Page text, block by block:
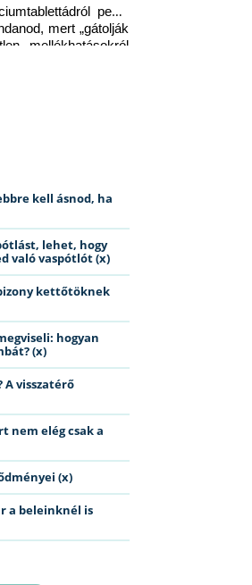
pedig
mert „gátolják
mellékhatásokról
kell ásnod, ha
lehet, hogy
való vaspótlót (x)
kettőtöknek
hogyan
(x)
visszatérő
nem elég csak a
(x)
a beleinknél is